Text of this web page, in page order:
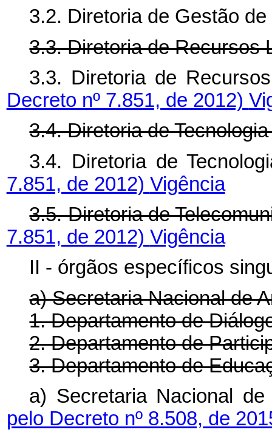
3.2. Diretoria de Gestão
3.3. Diretoria de Recursos
3.3. Diretoria de
Decreto nº 7.851, de 2012)
3.4. Diretoria de
3.4. Diretoria de
7.851, de 2012) Vigência
3.5. Diretoria de
7.851, de 2012) Vigência
II - órgãos específicos
a) Secretaria Nacional de
1. Departamento de
2. Departamento de
3. Departamento de
a) Secretaria Nacional
pelo Decreto nº 8.508, de